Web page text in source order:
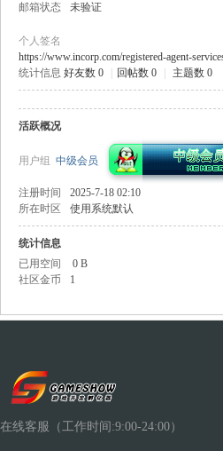
邮箱状态
未验证
个人签名
https://www.incorp.com/registered-agent-
统计信息 好友数 0 回帖数 0 主题数 0
活跃概况
用户组 中级会员
注册时间 2025-7-18 02:10
所在时区
使用系统默认
统计信息
已用空间
0 B
社区金币
1
在线客服（工作时间:9:00-24:00）